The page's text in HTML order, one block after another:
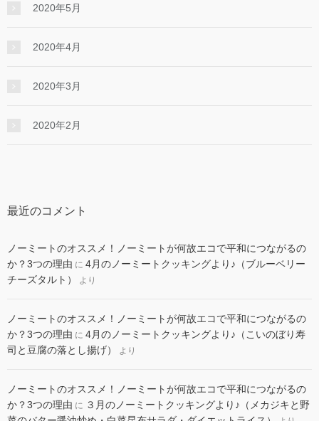
2020年5月
2020年4月
2020年3月
2020年2月
最近のコメント
ノーミートのオススメ！ノーミートが何故エコで平和につながるの
か？3つの理由 に 4月のノーミートクッキングより♪（ブルーベリー
チーズタルト）
より
ノーミートのオススメ！ノーミートが何故エコで平和につながるの
か？3つの理由 に 4月のノーミートクッキングより♪（こいのぼり寿
司と豆腐の落とし揚げ）
より
ノーミートのオススメ！ノーミートが何故エコで平和につながるの
か？3つの理由 に ３月のノーミートクッキングより♪（メカジキと野